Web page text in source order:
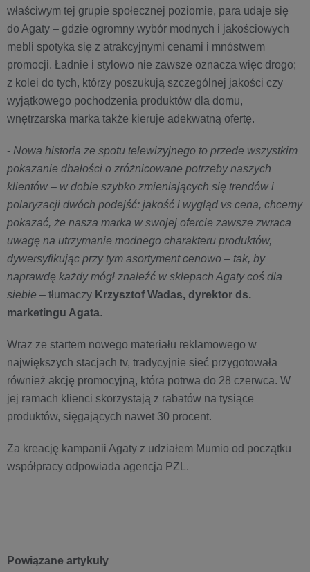
właściwym tej grupie społecznej poziomie, para udaje się
do Agaty – gdzie ogromny wybór modnych i jakościowych
mebli spotyka się z atrakcyjnymi cenami i mnóstwem
promocji. Ładnie i stylowo nie zawsze oznacza więc drogo;
z kolei do tych, którzy poszukują szczególnej jakości czy
wyjątkowego pochodzenia produktów dla domu,
wnętrzarska marka także kieruje adekwatną ofertę.
- Nowa historia ze spotu telewizyjnego to przede wszystkim
pokazanie dbałości o zróżnicowane potrzeby naszych
klientów – w dobie szybko zmieniających się trendów i
polaryzacji dwóch podejść: jakość i wygląd vs cena, chcemy
pokazać, że nasza marka w swojej ofercie zawsze zwraca
uwagę na utrzymanie modnego charakteru produktów,
dywersyfikując przy tym asortyment cenowo – tak, by
naprawdę każdy mógł znaleźć w sklepach Agaty coś dla
siebie – tłumaczy Krzysztof Wadas, dyrektor ds.
marketingu Agata.
Wraz ze startem nowego materiału reklamowego w
największych stacjach tv, tradycyjnie sieć przygotowała
również akcję promocyjną, która potrwa do 28 czerwca. W
jej ramach klienci skorzystają z rabatów na tysiące
produktów, sięgających nawet 30 procent.
Za kreację kampanii Agaty z udziałem Mumio od początku
współpracy odpowiada agencja PZL.
Powiązane artykuły